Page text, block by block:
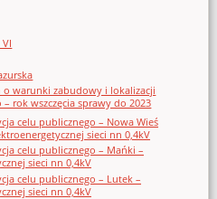
o warunki zabudowy i lokalizacji
rok wszczęcia sprawy do 2023
celu publicznego – Nowa Wieś
sieci nn 0,4kV
celu publicznego – Mańki –
sieci nn 0,4kV
celu publicznego – Lutek –
sieci nn 0,4kV